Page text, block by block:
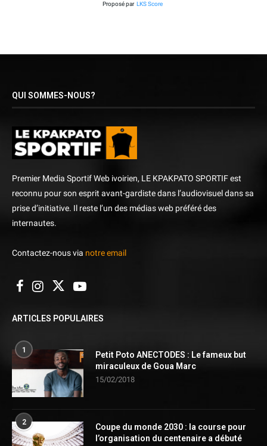
Proposé par LKS Score
QUI SOMMES-NOUS?
Premier Media Sportif Web ivoirien, LE KPAKPATO SPORTIF est
reconnu pour son esprit avant-gardiste dans l’audiovisuel dans sa
prise d’initiative. Il reste l’un des médias web préféré des
internautes.
Contactez-nous via notre email
ARTICLES POPULAIRES
1
Petit Poto ANECTODES : Le fameux but
miraculeux de Goua Marc
15/02/2018
2
Coupe du monde 2030 : la course pour
l’organisation du centenaire a débuté